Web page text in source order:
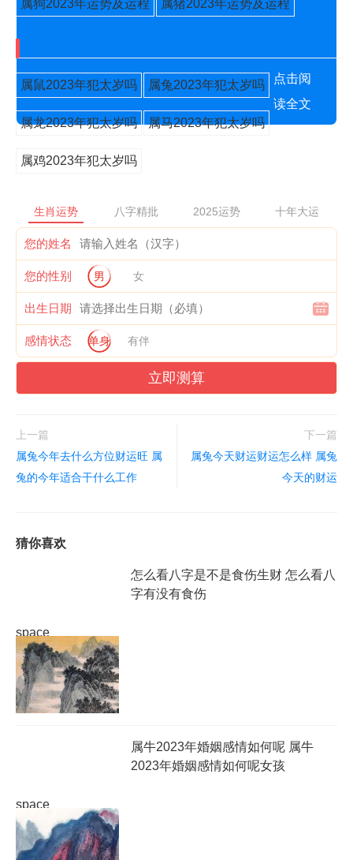
属狗2023年运势及运程 属猪2023年运势及运程
属鼠2023年犯太岁吗 属兔2023年犯太岁吗
属龙2023年犯太岁吗 属马2023年犯太岁吗
属鸡2023年犯太岁吗
点击阅
读全文
生肖运势 八字精批 2025运势 十年大运
您的姓名
您的性别 男 女
出生日期
感情状态 单身 有伴
立即测算
上一篇
属兔今年去什么方位财运旺 属
兔的今年适合干什么工作
下一篇
属兔今天财运财运怎么样 属兔
今天的财运
猜你喜欢
space
怎么看八字是不是食伤生财 怎么看八
字有没有食伤
space
属牛2023年婚姻感情如何呢 属牛
2023年婚姻感情如何呢女孩